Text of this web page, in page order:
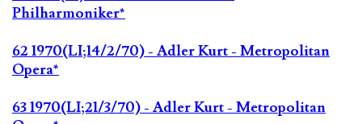
Philharmoniker*
62 1970(LI;14/2/70) - Adler Kurt - Metropolitan
Opera*
63 1970(LI;21/3/70) - Adler Kurt - Metropolitan